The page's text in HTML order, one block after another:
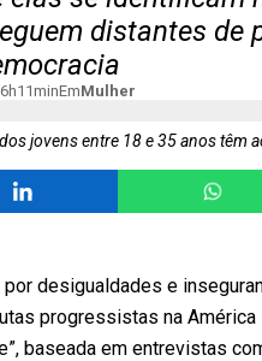
distantes de
EmMulher
jovens entre 18 e 35 anos têm
por desigualdades e
progressistas na
baseada em entrevistas